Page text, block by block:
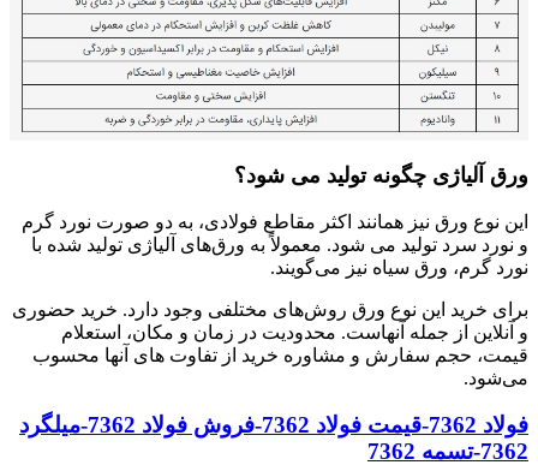
ورق آلیاژی چگونه تولید می شود؟
این نوع ورق نیز همانند اکثر مقاطع فولادی، به دو صورت نورد گرم
و نورد سرد تولید می شود. معمولاً به ورق‌های آلیاژی تولید شده با
نورد گرم، ورق سیاه نیز می‌گویند.
برای خرید این نوع ورق روش‌های مختلفی وجود دارد. خرید حضوری
و آنلاین از جمله آنهاست. محدودیت در زمان و مکان، استعلام
قیمت، حجم سفارش و مشاوره خرید از تفاوت های آنها محسوب
می‌شود.
فولاد 7362-قیمت فولاد 7362-فروش فولاد 7362-میلگرد
7362-تسمه 7362